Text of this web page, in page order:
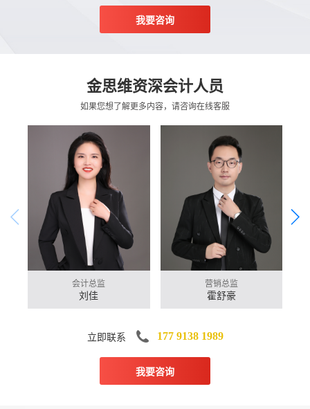
我要咨询
金思维资深会计人员
如果您想了解更多内容，请咨询在线客服
会计总监
刘佳
营销总监
霍舒豪
立即联系 177 9138 1989
我要咨询